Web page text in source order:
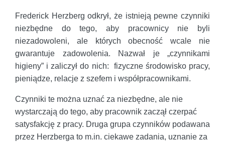
Frederick Herzberg odkrył, że istnieją pewne czynniki
niezbędne do tego, aby pracownicy nie byli
niezadowoleni, ale których obecność wcale nie
gwarantuje zadowolenia. Nazwał je „czynnikami
higieny” i zaliczył do nich: fizyczne środowisko pracy,
pieniądze, relacje z szefem i współpracownikami.
Czynniki te można uznać za niezbędne, ale nie
wystarczają do tego, aby pracownik zaczął czerpać
satysfakcję z pracy. Druga grupa czynników podawana
przez Herzberga to m.in. ciekawe zadania, uznanie za